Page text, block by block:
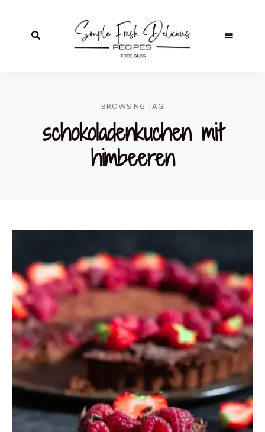
BROWSING TAG
schokoladenkuchen mit
himbeeren